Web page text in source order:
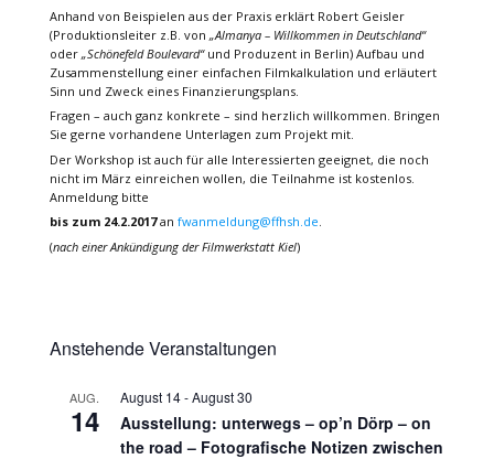
Anhand von Beispielen aus der Praxis erklärt Robert Geisler
(Produktionsleiter z.B. von „Almanya – Willkommen in Deutschland“
oder „Schönefeld Boulevard“und Produzent in Berlin) Aufbau und
Zusammenstellung einer einfachen Filmkalkulation und erläutert
Sinn und Zweck eines Finanzierungsplans.
Fragen – auch ganz konkrete – sind herzlich willkommen. Bringen
Sie gerne vorhandene Unterlagen zum Projekt mit.
Der Workshop ist auch für alle Interessierten geeignet, die noch
nicht im März einreichen wollen, die Teilnahme ist kostenlos.
Anmeldung bitte
bis zum 24.2.2017an fwanmeldung@ffhsh.de.
(nach einer Ankündigung der Filmwerkstatt Kiel)
Anstehende Veranstaltungen
AUG.
14
August 14-August 30
Ausstellung: unterwegs – op’n Dörp – on
the road – Fotografische Notizen zwischen